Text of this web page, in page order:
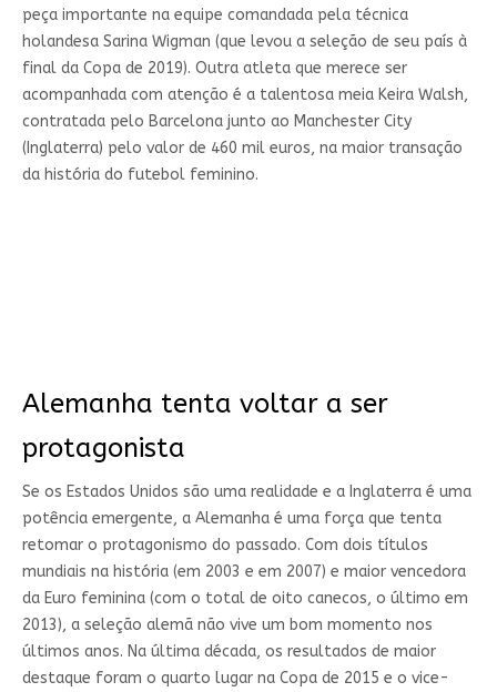
peça importante na equipe comandada pela técnica
holandesa Sarina Wigman (que levou a seleção de seu país à
final da Copa de 2019). Outra atleta que merece ser
acompanhada com atenção é a talentosa meia Keira Walsh,
contratada pelo Barcelona junto ao Manchester City
(Inglaterra) pelo valor de 460 mil euros, na maior transação
da história do futebol feminino.
Alemanha tenta voltar a ser
protagonista
Se os Estados Unidos são uma realidade e a Inglaterra é uma
potência emergente, a Alemanha é uma força que tenta
retomar o protagonismo do passado. Com dois títulos
mundiais na história (em 2003 e em 2007) e maior vencedora
da Euro feminina (com o total de oito canecos, o último em
2013), a seleção alemã não vive um bom momento nos
últimos anos. Na última década, os resultados de maior
destaque foram o quarto lugar na Copa de 2015 e o vice-